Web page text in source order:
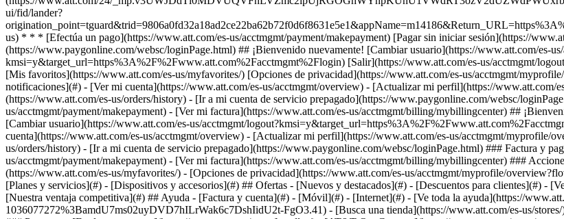
[Planes y servicios](#) - [Dispositivos y accesorios](#) ## Ofertas - [Nuevos y destacados](#) - [Descuentos para clientes](#) -
[Nuestra ventaja competitiva](#) ## Ayuda - [Factura y cuenta](#) - [Móvil](#) - [Internet](#) - [Ve toda la ayuda](https://